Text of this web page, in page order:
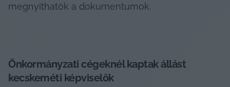
megnyithatók a dokumentumok.
Önkormányzati cégeknél kaptak állást
kecskeméti képviselők